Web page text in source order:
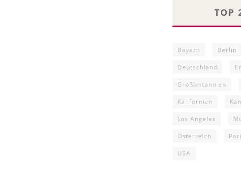
TOP
Bayern Berlin
Deutschland
Großbritannien
Kalifornien
Los Angeles
Österreich
USA